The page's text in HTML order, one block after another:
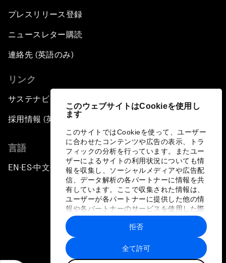
このウェブサイトはCookieを使用し
ます
このサイトではCookieを使って、ユーザー
に合わせたコンテンツや広告の表示、トラ
フィックの分析を行っています。またユー
ザーによるサイトの利用状況についても情
報を収集し、ソーシャルメディアや広告配
信、データ解析の各パートナーに情報を共
有しています。ここで収集された情報は、
ユーザーが各パートナーに提供した他の情
報や各パートナーのサービスを使用した際
に収集された情報と組み合わされ、各パー
トナーによって使用されることがありま
す。
全て許可
拒否
プレスリリース登録
ニュースレター購読
連絡先 (英語のみ)
リンク
サステナビリティへの取り組み
採用情報 (英語のみ)
言語
EN ▪ES▪中文▪ 日本語
プライバシーポリシーと利用規約
サイトマップ